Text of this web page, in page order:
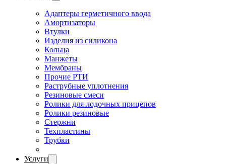
Адаптеры герметичного ввода
Амортизаторы
Втулки
Изделия из силикона
Кольца
Манжеты
Мембраны
Прочие РТИ
Раструбные уплотнения
Резиновые смеси
Ролики для лодочных прицепов
Ролики резиновые
Стержни
Техпластины
Трубки
Услуги